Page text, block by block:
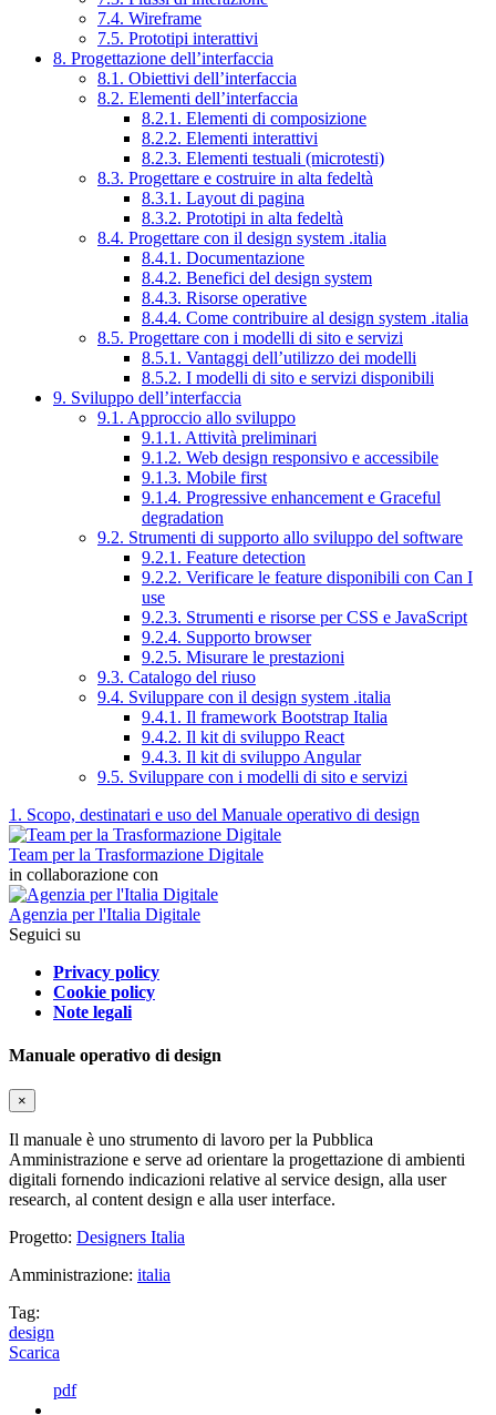
7.4. Wireframe
7.5. Prototipi interattivi
8. Progettazione dell’interfaccia
8.1. Obiettivi dell’interfaccia
8.2. Elementi dell’interfaccia
8.2.1. Elementi di composizione
8.2.2. Elementi interattivi
8.2.3. Elementi testuali (microtesti)
8.3. Progettare e costruire in alta fedeltà
8.3.1. Layout di pagina
8.3.2. Prototipi in alta fedeltà
8.4. Progettare con il design system .italia
8.4.1. Documentazione
8.4.2. Benefici del design system
8.4.3. Risorse operative
8.4.4. Come contribuire al design system .italia
8.5. Progettare con i modelli di sito e servizi
8.5.1. Vantaggi dell’utilizzo dei modelli
8.5.2. I modelli di sito e servizi disponibili
9. Sviluppo dell’interfaccia
9.1. Approccio allo sviluppo
9.1.1. Attività preliminari
9.1.2. Web design responsivo e accessibile
9.1.3. Mobile first
9.1.4. Progressive enhancement e Graceful
degradation
9.2. Strumenti di supporto allo sviluppo del software
9.2.1. Feature detection
9.2.2. Verificare le feature disponibili con Can I
use
9.2.3. Strumenti e risorse per CSS e JavaScript
9.2.4. Supporto browser
9.2.5. Misurare le prestazioni
9.3. Catalogo del riuso
9.4. Sviluppare con il design system .italia
9.4.1. Il framework Bootstrap Italia
9.4.2. Il kit di sviluppo React
9.4.3. Il kit di sviluppo Angular
9.5. Sviluppare con i modelli di sito e servizi
1. Scopo, destinatari e uso del Manuale operativo di design
Team per la Trasformazione Digitale
in collaborazione con
Agenzia per l'Italia Digitale
Seguici su
Privacy policy
Cookie policy
Note legali
Manuale operativo di design
×
Il manuale è uno strumento di lavoro per la Pubblica
Amministrazione e serve ad orientare la progettazione di ambienti
digitali fornendo indicazioni relative al service design, alla user
research, al content design e alla user interface.
Progetto: Designers Italia
Amministrazione: italia
Tag:
design
Scarica
pdf